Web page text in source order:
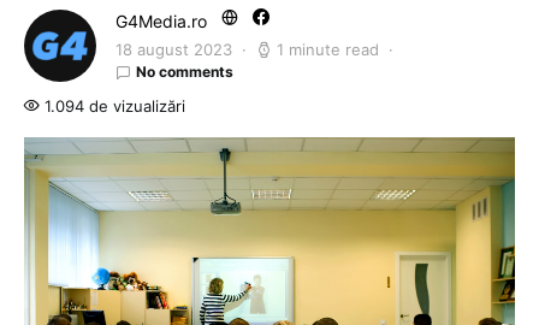
G4Media.ro
18 august 2023 1 minute read
No comments
1.094 de vizualizări